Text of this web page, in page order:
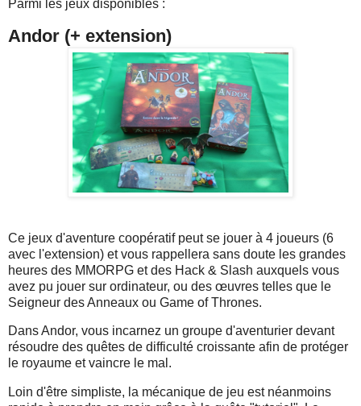
Parmi les jeux disponibles :
Andor (+ extension)
Ce jeux d'aventure coopératif peut se jouer à 4 joueurs (6
avec l'extension) et vous rappellera sans doute les grandes
heures des MMORPG et des Hack & Slash auxquels vous
avez pu jouer sur ordinateur, ou des œuvres telles que le
Seigneur des Anneaux ou Game of Thrones.
Dans Andor, vous incarnez un groupe d'aventurier devant
résoudre des quêtes de difficulté croissante afin de protéger
le royaume et vaincre le mal.
Loin d'être simpliste, la mécanique de jeu est néanmoins